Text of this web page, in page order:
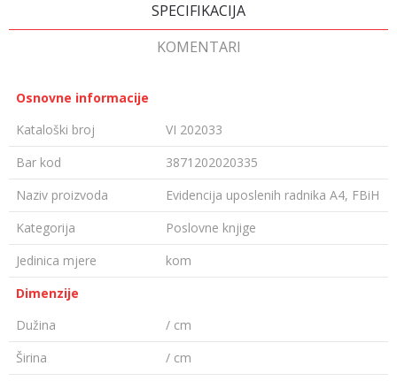
SPECIFIKACIJA
KOMENTARI
Osnovne informacije
Kataloški broj
VI 202033
Bar kod
3871202020335
Naziv proizvoda
Evidencija uposlenih radnika A4, FBiH
Kategorija
Poslovne knjige
Jedinica mjere
kom
Dimenzije
Dužina
/ cm
Širina
/ cm